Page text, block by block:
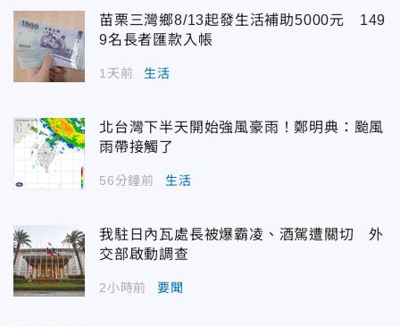
苗栗三灣鄉8/13起發生活補助5000元 149
9名長者匯款入帳
1天前 生活
北台灣下半天開始強風豪雨！鄭明典：颱風
雨帶接觸了
56分鐘前 生活
我駐日內瓦處長被爆霸凌、酒駕遭關切 外
交部啟動調查
2小時前 要聞